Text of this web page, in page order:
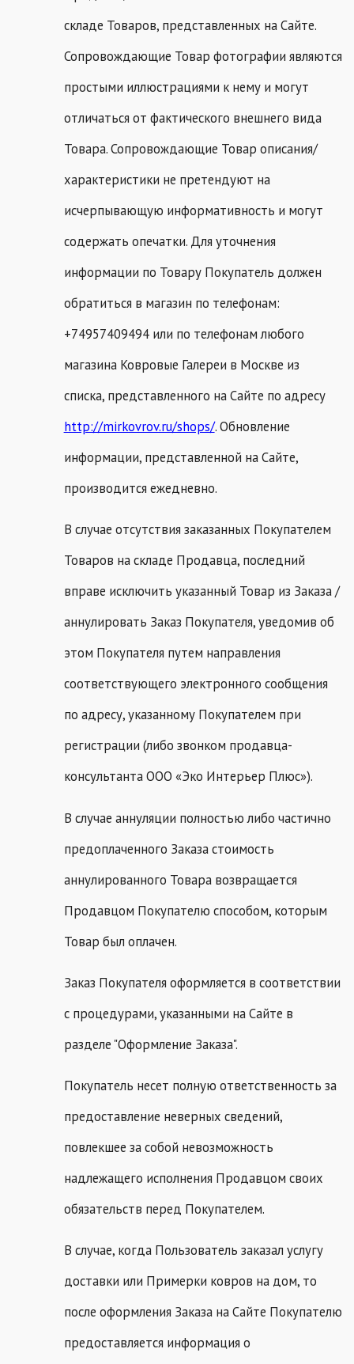
складе Товаров, представленных на Сайте.
Сопровождающие Товар фотографии являются
простыми иллюстрациями к нему и могут
отличаться от фактического внешнего вида
Товара. Сопровождающие Товар описания/
характеристики не претендуют на
исчерпывающую информативность и могут
содержать опечатки. Для уточнения
информации по Товару Покупатель должен
обратиться в магазин по телефонам:
+74957409494 или по телефонам любого
магазина Ковровые Галереи в Москве из
списка, представленного на Сайте по адресу
http://mirkovrov.ru/shops/. Обновление
информации, представленной на Сайте,
производится ежедневно.
В случае отсутствия заказанных Покупателем
Товаров на складе Продавца, последний
вправе исключить указанный Товар из Заказа /
аннулировать Заказ Покупателя, уведомив об
этом Покупателя путем направления
соответствующего электронного сообщения
по адресу, указанному Покупателем при
регистрации (либо звонком продавца-
консультанта ООО «Эко Интерьер Плюс»).
В случае аннуляции полностью либо частично
предоплаченного Заказа стоимость
аннулированного Товара возвращается
Продавцом Покупателю способом, которым
Товар был оплачен.
Заказ Покупателя оформляется в соответствии
с процедурами, указанными на Сайте в
разделе "Оформление Заказа".
Покупатель несет полную ответственность за
предоставление неверных сведений,
повлекшее за собой невозможность
надлежащего исполнения Продавцом своих
обязательств перед Покупателем.
В случае, когда Пользователь заказал услугу
доставки или Примерки ковров на дом, то
после оформления Заказа на Сайте Покупателю
предоставляется информация о